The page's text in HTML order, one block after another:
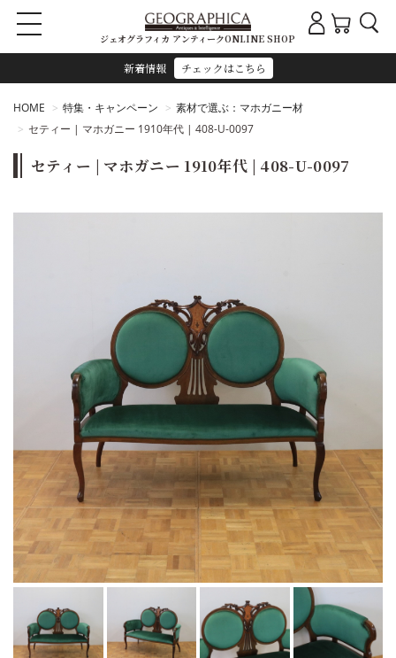
新着情報 チェックはこちら
ジェオグラフィカ アンティークONLINE SHOP
HOME 特集・キャンペーン
素材で選ぶ：マホガニー材
セティー | マホガニー 1910年代 | 408-U-0097
セティー | マホガニー 1910年代 | 408-U-0097